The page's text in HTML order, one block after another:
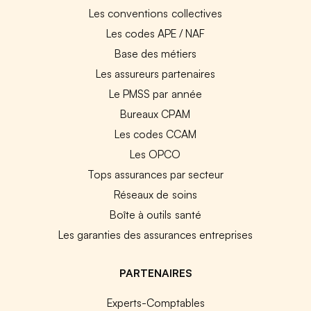
Les conventions collectives
Les codes APE / NAF
Base des métiers
Les assureurs partenaires
Le PMSS par année
Bureaux CPAM
Les codes CCAM
Les OPCO
Tops assurances par secteur
Réseaux de soins
Boîte à outils santé
Les garanties des assurances entreprises
PARTENAIRES
Experts-Comptables